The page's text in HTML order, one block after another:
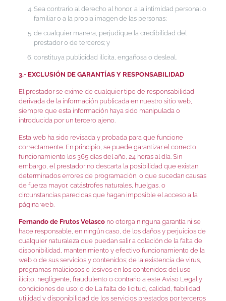
Sea contrario al derecho al honor, a la intimidad personal o
familiar o a la propia imagen de las personas;
de cualquier manera, perjudique la credibilidad del
prestador o de terceros; y
constituya publicidad ilícita, engañosa o desleal.
3.- EXCLUSIÓN DE GARANTÍAS Y RESPONSABILIDAD
El prestador se exime de cualquier tipo de responsabilidad
derivada de la información publicada en nuestro sitio web,
siempre que esta información haya sido manipulada o
introducida por un tercero ajeno.
Esta web ha sido revisada y probada para que funcione
correctamente. En principio, se puede garantizar el correcto
funcionamiento los 365 días del año, 24 horas al día. Sin
embargo, el prestador no descarta la posibilidad que existan
determinados errores de programación, o que sucedan causas
de fuerza mayor, catástrofes naturales, huelgas, o
circunstancias parecidas que hagan imposible el acceso a la
página web.
Fernando de Frutos Velascono otorga ninguna garantía ni se
hace responsable, en ningún caso, de los daños y perjuicios de
cualquier naturaleza que puedan salir a colación de la falta de
disponibilidad, mantenimiento y efectivo funcionamiento de la
web o de sus servicios y contenidos; de la existencia de virus,
programas maliciosos o lesivos en los contenidos; del uso
ilícito, negligente, fraudulento o contrario a este Aviso Legal y
condiciones de uso; o de La falta de licitud, calidad, fiabilidad,
utilidad y disponibilidad de los servicios prestados por terceros